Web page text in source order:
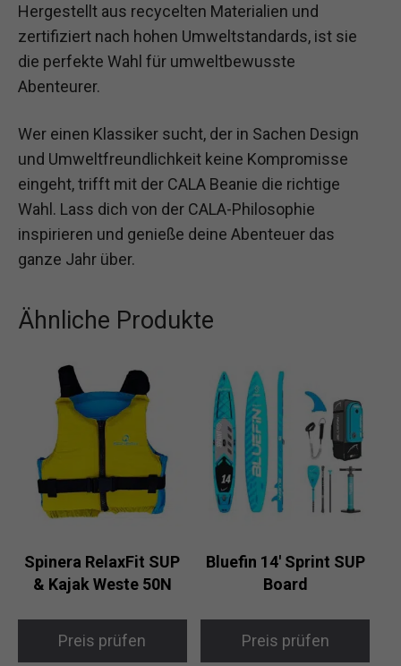
Hergestellt aus recycelten Materialien und
zertifiziert nach hohen Umweltstandards, ist sie
die perfekte Wahl für umweltbewusste
Abenteurer.
Wer einen Klassiker sucht, der in Sachen Design
und Umweltfreundlichkeit keine Kompromisse
eingeht, trifft mit der CALA Beanie die richtige
Wahl. Lass dich von der CALA-Philosophie
inspirieren und genieße deine Abenteuer das
ganze Jahr über.
Ähnliche Produkte
Spinera RelaxFit SUP
& Kajak Weste 50N
Preis prüfen
Bluefin 14′ Sprint SUP
Board
Preis prüfen